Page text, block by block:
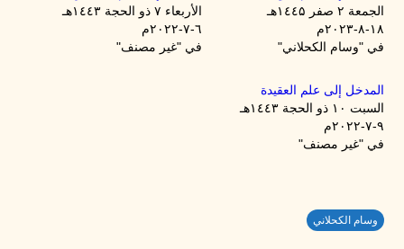
الجمعة ۲ صفر ۱٤٤۵هـ
۱۸-۸-۲۰۲۳م
في "وسام الكحلاني"
الأربعاء ۷ ذو الحجة ۱٤٤۳هـ
٦-۷-۲۰۲۲م
في "غير مصنف"
المدخل إلى علم العقيدة
السبت ۱۰ ذو الحجة ۱٤٤۳هـ
۹-۷-۲۰۲۲م
في "غير مصنف"
وسام الكحلاني